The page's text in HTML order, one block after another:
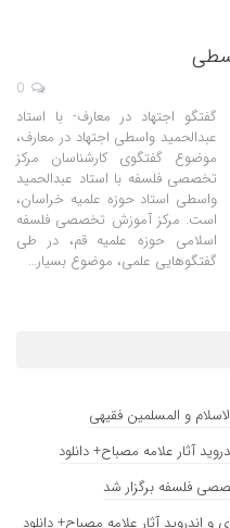
گفتگو اجتهاد در معارف- با استاد
عبدالحمید واسطی اجتهاد در معارف،
موضوع گفتگوی کارشناسان مرکز
تخصصی فلسفه با استاد عبدالحمید
واسطی استاد حوزه علمیه خراسان،
است. مرکز آموزش تخصصی فلسفه
اسلامی حوزه علمیه قم، در طی
گفتگوهایی علمی، موضوع بسیار…
و المسلمین فقیهی
فلسفه برگزار شد